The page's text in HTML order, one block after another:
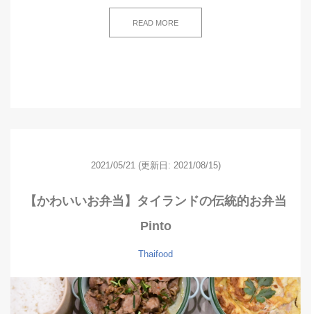
READ MORE
2021/05/21 (更新日: 2021/08/15)
【かわいいお弁当】タイランドの伝統的お弁当
Pinto
Thaifood